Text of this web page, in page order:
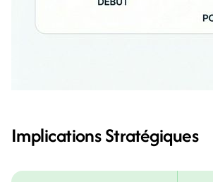
Implications Stratégiques